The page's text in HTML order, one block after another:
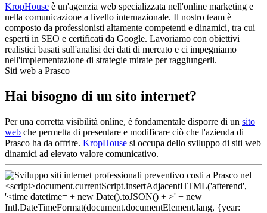
KropHouse è un'agenzia web specializzata nell'online marketing e
nella comunicazione a livello internazionale. Il nostro team è
composto da professionisti altamente competenti e dinamici, tra cui
esperti in SEO e certificati da Google. Lavoriamo con obiettivi
realistici basati sull'analisi dei dati di mercato e ci impegniamo
nell'implementazione di strategie mirate per raggiungerli.
Siti web a Prasco
Hai bisogno di un sito internet?
Per una corretta visibilità online, è fondamentale disporre di un sito
web che permetta di presentare e modificare ciò che l'azienda di
Prasco ha da offrire. KropHouse si occupa dello sviluppo di siti web
dinamici ad elevato valore comunicativo.